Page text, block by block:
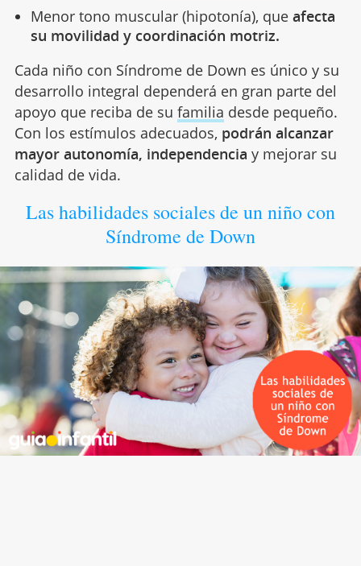
Menor tono muscular (hipotonía), que afecta
su movilidad y coordinación motriz.
Cada niño con Síndrome de Down es único y su
desarrollo integral dependerá en gran parte del
apoyo que reciba de su familia desde pequeño.
Con los estímulos adecuados, podrán alcanzar
mayor autonomía, independencia y mejorar su
calidad de vida.
Las habilidades sociales de un niño con
Síndrome de Down